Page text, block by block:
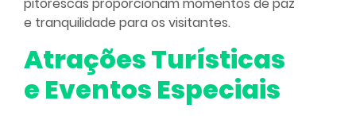
pitorescas proporcionam momentos de paz
e tranquilidade para os visitantes.
Atrações Turísticas
e Eventos Especiais